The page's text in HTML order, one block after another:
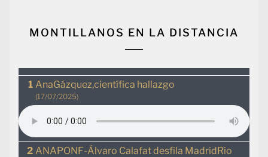
MONTILLANOS EN LA DISTANCIA
AnaGázquez,científica hallazgo
(17/07/2025)
ANAPONF-Álvaro Calafat desfila MadridRio